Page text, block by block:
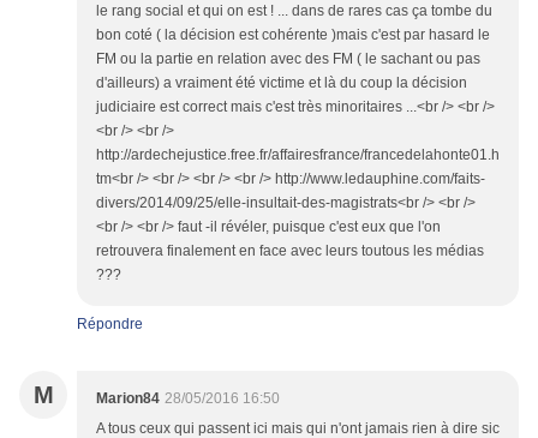
le rang social et qui on est ! ... dans de rares cas ça tombe du
bon coté ( la décision est cohérente )mais c'est par hasard le
FM ou la partie en relation avec des FM ( le sachant ou pas
d'ailleurs) a vraiment été victime et là du coup la décision
judiciaire est correct mais c'est très minoritaires ...<br /> <br />
<br /> <br />
http://ardechejustice.free.fr/affairesfrance/francedelahonte01.h
tm<br /> <br /> <br /> <br /> http://www.ledauphine.com/faits-
divers/2014/09/25/elle-insultait-des-magistrats<br /> <br />
<br /> <br /> faut -il révéler, puisque c'est eux que l'on
retrouvera finalement en face avec leurs toutous les médias
???
Répondre
M Marion84 28/05/2016 16:50
A tous ceux qui passent ici mais qui n'ont jamais rien à dire sic